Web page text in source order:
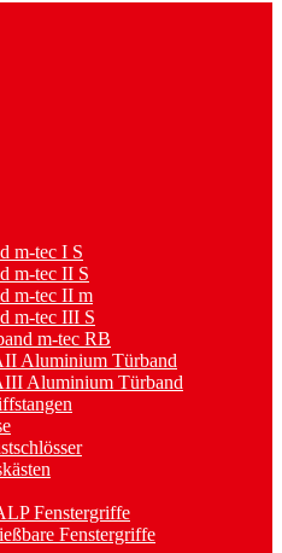
m-tec I S
m-tec II S
m-tec II m
m-tec III S
m-tec RB
Aluminium Türband
Aluminium Türband
Fenstergriffe
Fenstergriffe